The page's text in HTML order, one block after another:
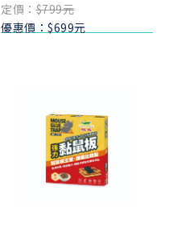
定價：$799元
優惠價：$699元